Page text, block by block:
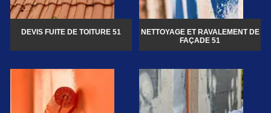
DEVIS FUITE DE TOITURE 51
NETTOYAGE ET RAVALEMENT DE
FAÇADE 51